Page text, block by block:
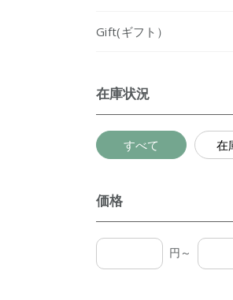
Gift(ギフト）
在庫状況
すべて 在
価格
円～